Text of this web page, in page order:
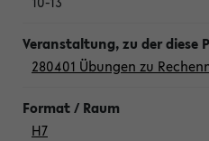
280401 Übungen zu
H7